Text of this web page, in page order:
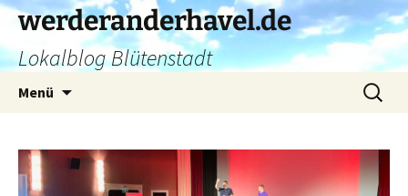
Zum
Inhalt
springen
werderanderhavel.de
Lokalblog Blütenstadt
Menü
Suchen
nach: